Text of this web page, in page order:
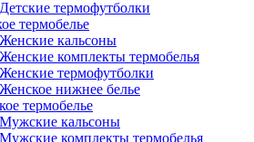
Детские термофутболки
термобелье
Женские кальсоны
Женские комплекты термобелья
Женские термофутболки
Женское нижнее белье
термобелье
Мужские кальсоны
Мужские комплекты термобелья